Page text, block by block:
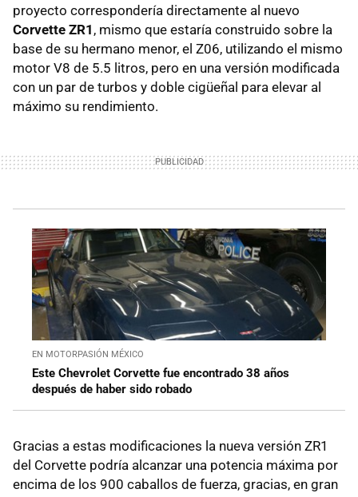
proyecto correspondería directamente al nuevo
Corvette ZR1 , mismo que estaría construido sobre la
base de su hermano menor, el Z06, utilizando el mismo
motor V8 de 5.5 litros, pero en una versión modificada
con un par de turbos y doble cigüeñal para elevar al
máximo su rendimiento.
EN MOTORPASIÓN MÉXICO
Este Chevrolet Corvette fue encontrado 38 años
después de haber sido robado
Gracias a estas modificaciones la nueva versión ZR1
del Corvette podría alcanzar una potencia máxima por
encima de los 900 caballos de fuerza, gracias, en gran